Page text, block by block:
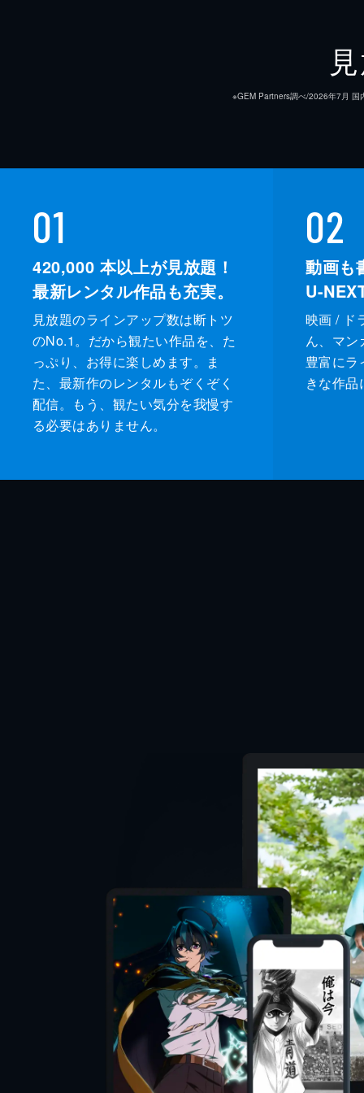
※GEM Partners調べ/2026年7⽉ 国
01
420,000 本以上が見放題！
最新レンタル作品も充実。
見放題のラインアップ数は断トツ
のNo.1。だから観たい作品を、た
っぷり、お得に楽しめます。ま
た、最新作のレンタルもぞくぞく
配信。もう、観たい気分を我慢す
る必要はありません。
02
動画も
U-
映画 / ド
ん、マン
豊富にラ
きな作